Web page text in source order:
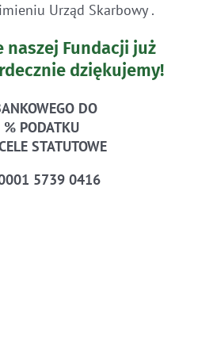
Urząd Skarbowy .
naszej Fundacji już
dziękujemy!
DO
PODATKU
STATUTOWE
5739 0416